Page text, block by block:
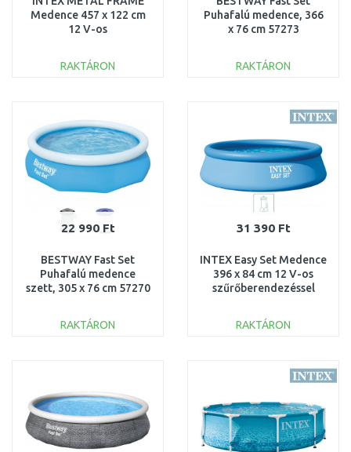
Medence 457 x 122 cm
12 V-os
28242GN
RAKTÁRON
Puhafalú medence, 366
x 76 cm 57273
RAKTÁRON
Összehasonlítás
22 990 Ft
BESTWAY Fast Set
Puhafalú medence
szett, 305 x 76 cm 57270
RAKTÁRON
31 390 Ft
INTEX Easy Set Medence
396 x 84 cm 12 V-os
szűrőberendezéssel
RAKTÁRON
Összehasonlítás